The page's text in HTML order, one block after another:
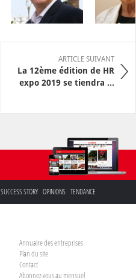
ARTICLE SUIVANT
La 12ème édition de HR
expo 2019 se tiendra ...
SUCCESS STORY OPINIONS TENDANCE
Annuaire des entreprises
Plan du site
Contact
Abonnez-vous au mensuel